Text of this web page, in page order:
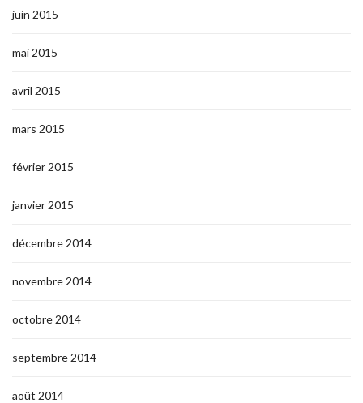
juin 2015
mai 2015
avril 2015
mars 2015
février 2015
janvier 2015
décembre 2014
novembre 2014
octobre 2014
septembre 2014
août 2014